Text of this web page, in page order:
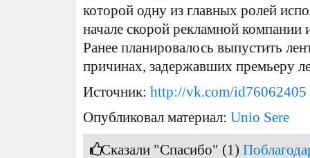
которой одну из главных ролей
начале скорой рекламной компании
Ранее планировалось выпустить
причинах, задержавших премьеру
Источник: http://vk.com/id76062405
Опубликовал материал: Unio Sere
Сказали "Спасибо" (1)